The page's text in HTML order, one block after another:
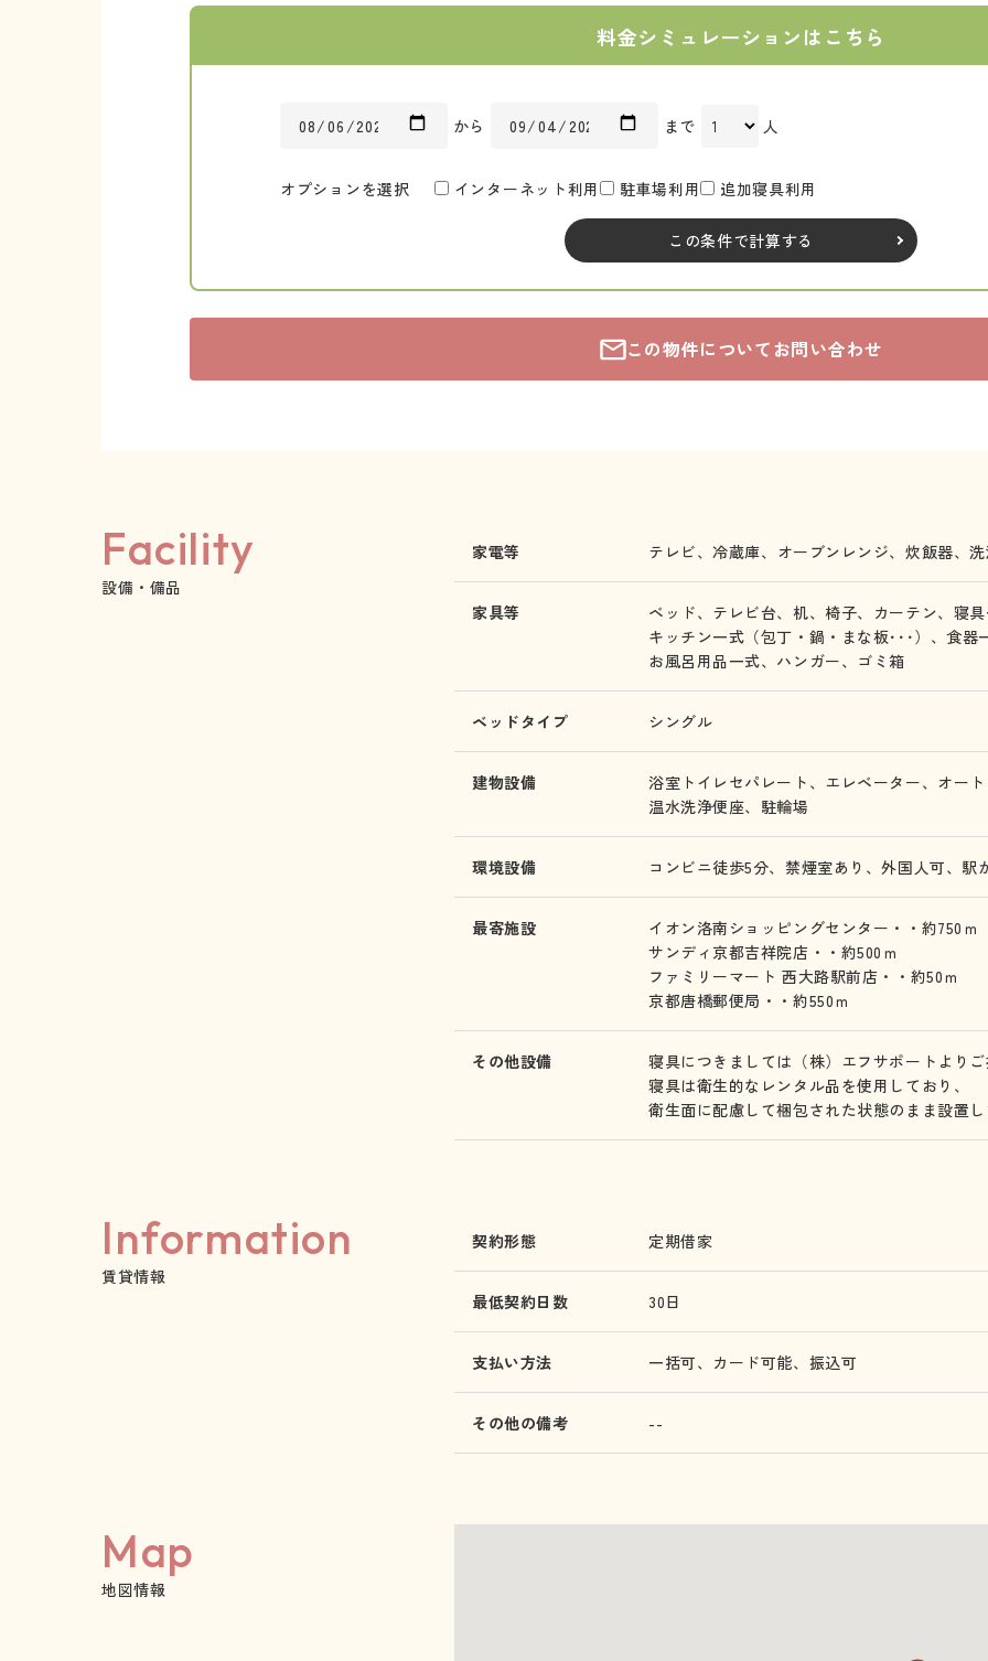
料金シミュレーションはこちら
から まで 人
オプションを選択 インターネット利用 駐車場利用 追加寝具利用
この条件で計算する
この物件についてお問い合わせ
Facility
設備・備品
家電等 テレビ、冷蔵庫、 オーブンレンジ、 炊飯器、
家具等 ベッド、 テレビ台、机、椅子、 カーテン、 寝
キッチン一式（包丁・鍋・まな板･･･）、食器
お風呂用品一式、 ハンガー、 ゴミ箱
ベッドタイプ シングル
建物設備 浴室トイレセパレート、 エレベーター、 オー
温水洗浄便座、 駐輪場
環境設備 コンビニ徒歩5分、禁煙室あり、外国人可、 駅
最寄施設
イオン洛南ショッピングセンター・・約750ｍ
サンディ京都吉祥院店・・約500ｍ
ファミリーマート 西大路駅前店・・約50ｍ
京都唐橋郵便局・・約550ｍ
その他設備
寝具につきましては（株）エフサポートより
寝具は衛生的なレンタル品を使用しており、
衛生面に配慮して梱包された状態のまま設置
Information
賃貸情報
契約形態 定期借家
最低契約日数 30日
支払い方法 一括可、カード可能、振込可
その他の備考 --
Map
地図情報